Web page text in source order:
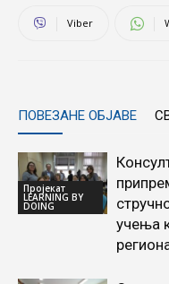
Viber
ПОВЕЗАНЕ ОБЈАВЕ
Пројекат
LEARNING BY
DOING
учења